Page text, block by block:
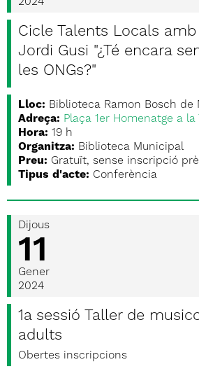
Cicle Talents Locals
Jordi Gusi "¿Té encara
les ONGs?"
Lloc: Biblioteca Ramon Bosch de
Adreça: Plaça 1er Homenatge a la
Hora: 19 h
Organitza: Biblioteca Municipal
Preu: Gratuït, sense inscripció
Tipus d'acte: Conferència
Dijous
11
Gener
2024
1a sessió Taller de
adults
Obertes inscripcions